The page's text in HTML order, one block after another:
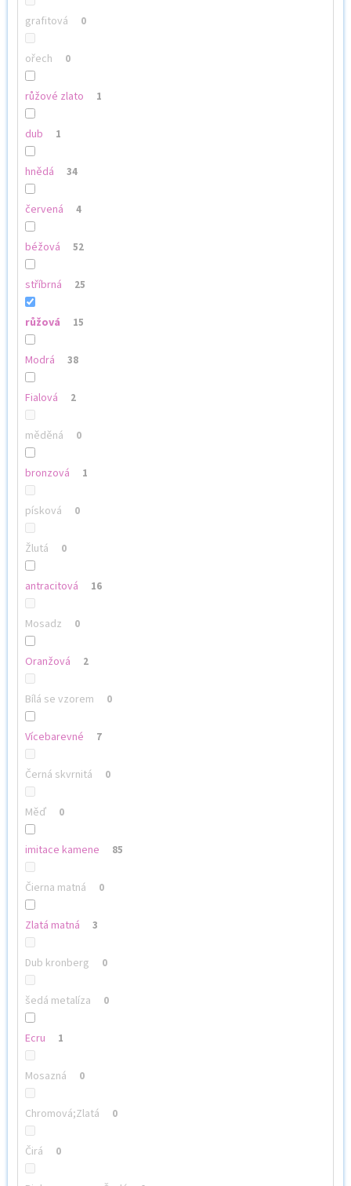
grafitová 0
ořech 0
růžové zlato 1
dub 1
hnědá 34
červená 4
béžová 52
stříbrná 25
růžová 15
Modrá 38
Fialová 2
měděná 0
bronzová 1
písková 0
Žlutá 0
antracitová 16
Mosadz 0
Oranžová 2
Bílá se vzorem 0
Vícebarevné 7
Černá skvrnitá 0
Měď 0
imitace kamene 85
Čierna matná 0
Zlatá matná 3
Dub kronberg 0
šedá metalíza 0
Ecru 1
Mosazná 0
Chromová;Zlatá 0
Čirá 0